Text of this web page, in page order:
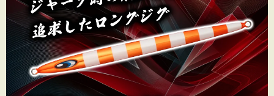
セール品紹介
アイテム紹介
ルアーインプレ